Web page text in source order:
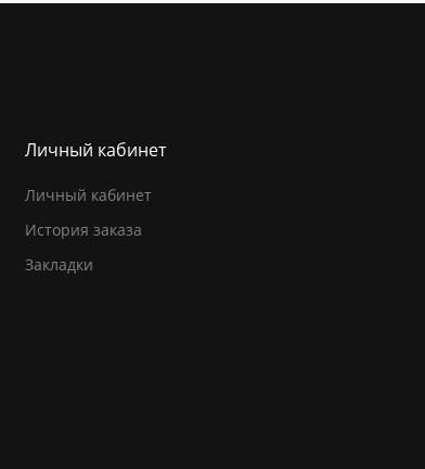
Личный кабинет
Личный кабинет
История заказа
Закладки